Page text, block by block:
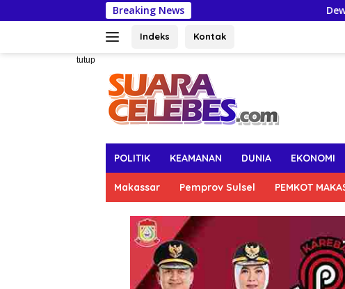
ke
Breaking News Dewan
Indeks Kontak
tutup
POLITIK KEAMANAN DUNIA EKONOMI
Makassar Pemprov Sulsel PEMKOT